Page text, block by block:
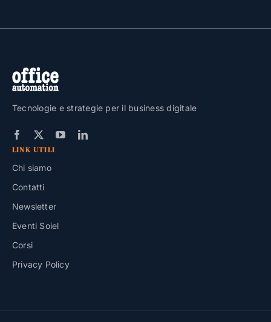
Tecnologie e strategie per il business digitale
LINK UTILI
Chi siamo
Contatti
Newsletter
Eventi Soiel
Corsi
Privacy Policy